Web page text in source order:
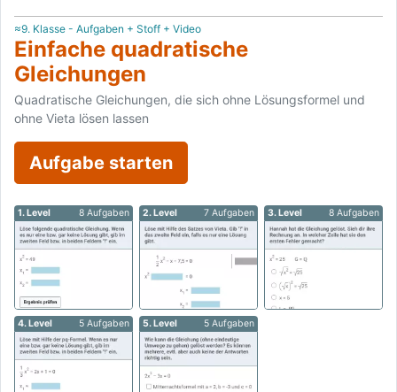
≈9. Klasse - Aufgaben + Stoff + Video
Einfache quadratische
Gleichungen
Quadratische Gleichungen, die sich ohne Lösungsformel und
ohne Vieta lösen lassen
Aufgabe starten
1. Level 8 Aufgaben 2. Level 7 Aufgaben 3. Level 8 Aufgaben
4. Level 5 Aufgaben 5. Level 5 Aufgaben